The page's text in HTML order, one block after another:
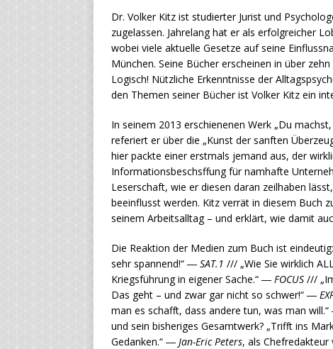
Dr. Volker Kitz ist studierter Jurist und
zugelassen. Jahrelang hat er als erfolgreicher
wobei viele aktuelle Gesetze auf seine
München. Seine Bücher erscheinen in über
Logisch! Nützliche Erkenntnisse der
den Themen seiner Bücher ist Volker Kitz ein
In seinem 2013 erschienenen Werk „Du
referiert er über die „Kunst der sanften
hier packte einer erstmals jemand aus, der
Informationsbeschsffung für namhafte
Leserschaft, wie er diesen daran zeilhaben
beeinflusst werden. Kitz verrät in diesem Buch
seinem Arbeitsalltag – und erklärt, wie damit
Die Reaktion der Medien zum Buch ist
sehr spannend!“ ― SAT.1 /// „Wie Sie wirklich
Kriegsführung in eigener Sache.“ ― FOCUS ///
Das geht – und zwar gar nicht so schwer!“ ―
man es schafft, dass andere tun, was man
und sein bisheriges Gesamtwerk? „Trifft ins
Gedanken.“ ― Jan-Eric Peters, als Chefredakteur